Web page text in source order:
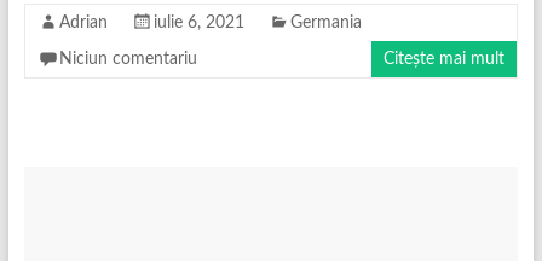
Adrian iulie 6, 2021 Germania
Niciun comentariu Citește mai mult